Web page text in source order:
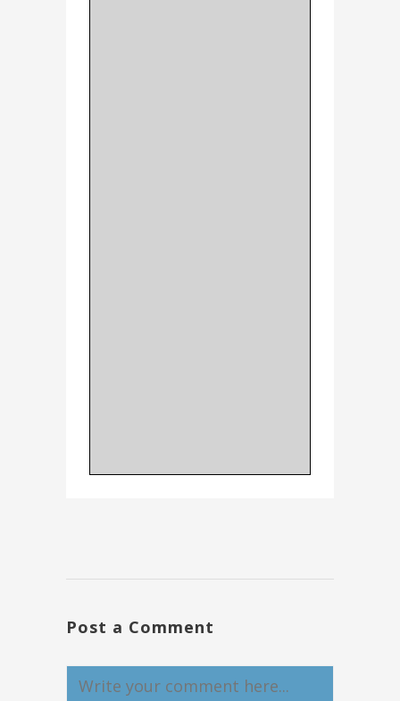
Post a Comment